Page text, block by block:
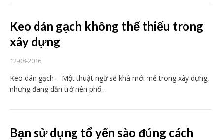
Keo dán gạch không thể thiếu trong
xây dựng
12-08-2016
Keo dán gạch – Một thuật ngữ sẽ khá mới mẻ trong xây dựng,
nhưng đang dần trở nên phổ…
Bạn sử dụng tổ yến sào đúng cách